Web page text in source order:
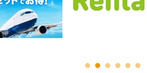
カード比較家計の固定費